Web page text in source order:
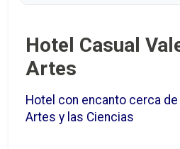
Hotel Casual
Artes
Hotel con encanto cerca de
Artes y las Ciencias